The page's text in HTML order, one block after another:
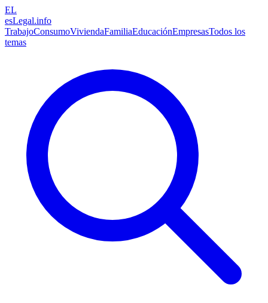
EL
esLegal.info
TrabajoConsumoViviendaFamiliaEducaciónEmpresasTodos los
temas